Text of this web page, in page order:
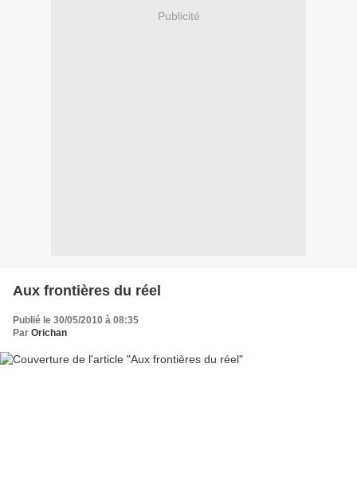
Publicité
Aux frontières du réel
Publié le 30/05/2010 à 08:35
Par Orichan